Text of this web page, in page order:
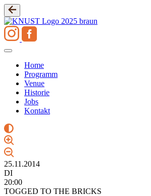
Zum
Inhalt
springen
Home
Programm
Venue
Historie
Jobs
Kontakt
25.11.2014
DI
20:00
TOGGED TO THE BRICKS